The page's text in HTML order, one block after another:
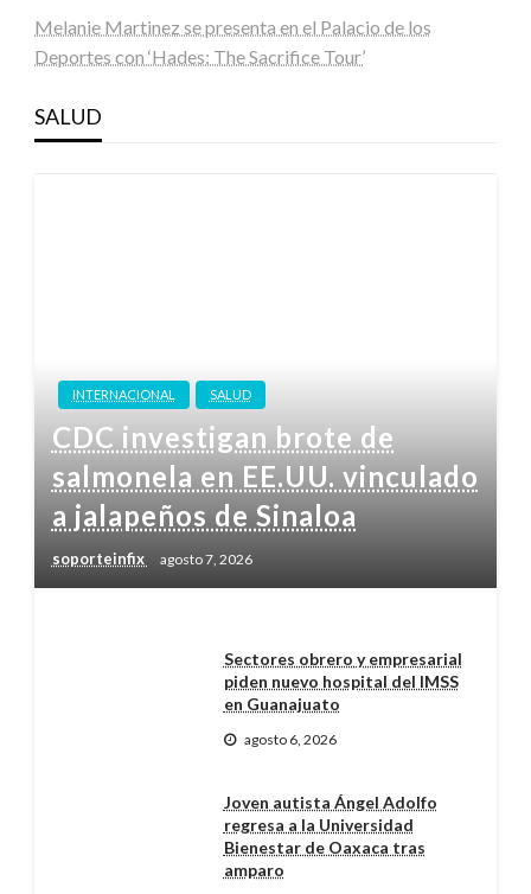
Melanie Martinez se presenta en el Palacio de los
Deportes con ‘Hades: The Sacrifice Tour’
SALUD
INTERNACIONAL SALUD
CDC investigan brote de
salmonela en EE.UU. vinculado
a jalapeños de Sinaloa
soporteinfix agosto 7, 2026
Sectores obrero y empresarial
piden nuevo hospital del IMSS
en Guanajuato
agosto 6, 2026
Joven autista Ángel Adolfo
regresa a la Universidad
Bienestar de Oaxaca tras
amparo